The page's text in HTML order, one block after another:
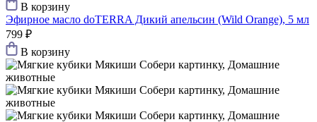
В корзину
Эфирное масло doTERRA Дикий апельсин (Wild Orange), 5 мл
799 ₽
В корзину